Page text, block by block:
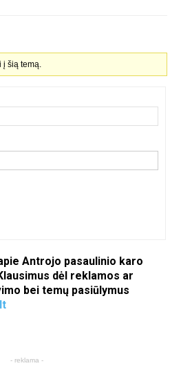
į šią temą.
Antrojo pasaulinio karo
dėl reklamos ar
bei temų pasiūlymus
- reklama -